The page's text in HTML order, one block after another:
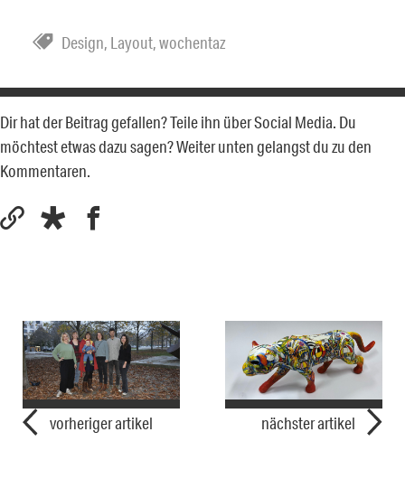
Design, Layout,wochentaz
Dir hat der Beitrag gefallen? Teile ihn über Social Media. Du
möchtest etwas dazu sagen? Weiter unten gelangst du zu den
Kommentaren.
vorheriger artikel nächster artikel